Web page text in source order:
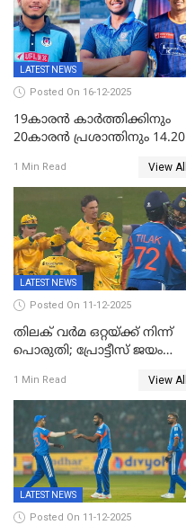
LATEST NEWS
Posted On 16-12-2025
19കാരൻ കാർത്തിക്കിനും
20കാരൻ പ്രശാന്തിനും 14.20
കോടിക്ക് ഡൽഹിയിൽ;
മലയാളി താരം വിഘ്നേഷ്
പുത്തുർ രാജസ്ഥാനിൽ
1 Min Read View All
LATEST NEWS
Posted On 11-12-2025
തിലക് വർമ ഒറ്റയ്ക്ക് നിന്ന്
പൊരുതി; പ്രോട്ടീസ് ജയം
1 Min Read View All
LATEST NEWS
Posted On 11-12-2025